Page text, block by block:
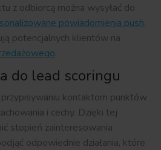
z odbiorcą można wysyłać do
powiadomienia push,
potencjalnych klientów na
.
do lead scoringu
kontaktom punktów
i cechy. Dzięki tej
stopień zainteresowania
odpowiednie działania, które